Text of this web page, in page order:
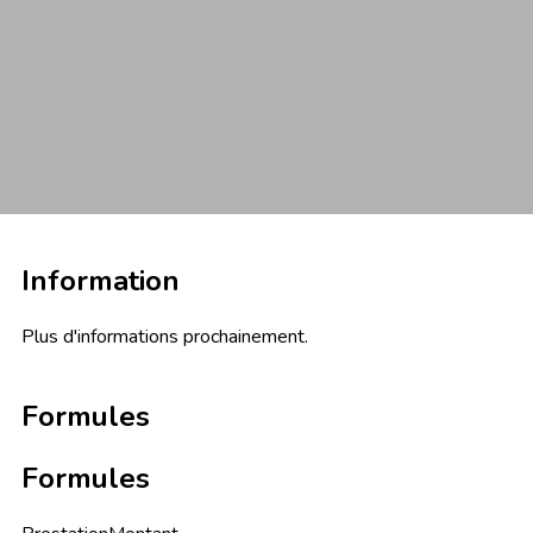
Information
Plus d'informations prochainement.
Formules
Formules